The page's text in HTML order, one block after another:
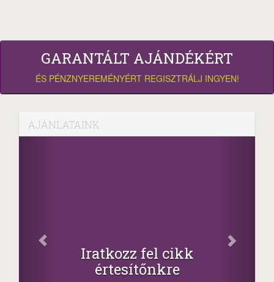
GARANTÁLT AJÁNDÉKÉRT
ÉS PÉNZNYEREMÉNYÉRT REGISZTRÁLJ INGYEN!
AJÁNLATAINK
fel cikk
Oszd